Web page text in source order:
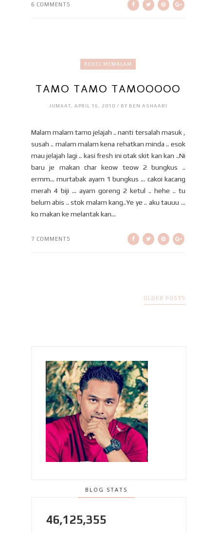
6 COMMENTS
BEBEL MEMALAM
TAMO TAMO TAMOOOOO
JUMAAT, APRIL 16, 2010 / BY BEN ASHAARI
Malam malam tamo jelajah .. nanti tersalah masuk ,
susah .. malam malam kena rehatkan minda .. esok
mau jelajah lagi .. kasi fresh ini otak skit kan kan ..Ni
baru je makan char keow teow 2 bungkus ..
ermm... murtabak ayam 1 bungkus ... cakoi kacang
merah 4 biji ... ayam goreng 2 ketul .. hehe .. tu
belum abis .. stok malam kang..Ye ye .. aku tauuu ...
ko makan ke melantak kan...
7 COMMENTS
OLDER POSTS
BLOG STATS
46,125,355